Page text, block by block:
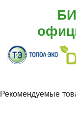
Рекомендуемые